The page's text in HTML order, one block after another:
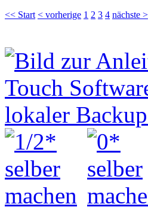
<< Start < vorherige 1 2 3 4 nächste >